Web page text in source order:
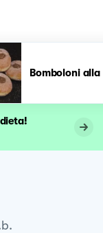
Bomboloni